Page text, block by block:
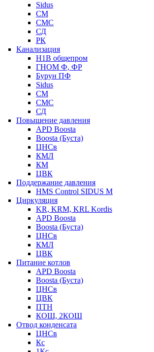
Sidus
СМ
СМС
СД
РК
Канализация
Н1В общепром
ГНОМ Ф, ФР
Бурун ПФ
Sidus
СМ
СМС
СД
Повышение давления
APD Boosta
Boosta (Буста)
ЦНСв
КМЛ
КМ
ЦВК
Поддержание давления
HMS Control SIDUS M
Циркуляция
KR, KRM, KRL Kordis
APD Boosta
Boosta (Буста)
ЦНСв
КМЛ
ЦВК
Питание котлов
APD Boosta
Boosta (Буста)
ЦНСв
ЦВК
ПТН
КОШ, 2КОШ
Отвод конденсата
ЦНСв
Кс